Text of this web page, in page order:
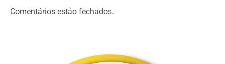
Comentários estão fechados.